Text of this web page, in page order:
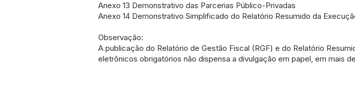
Anexo 13 Demonstrativo das Parcerias Público-Privadas
Anexo 14 Demonstrativo Simplificado do Relatório Resumido da
Observação:
A publicação do Relatório de Gestão Fiscal (RGF) e do Relatório
eletrônicos obrigatórios não dispensa a divulgação em papel, em mais